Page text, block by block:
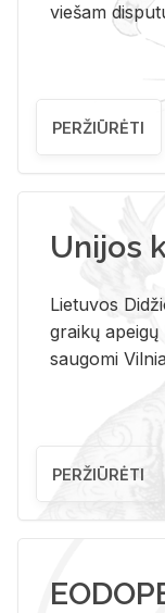
viešam
PERŽIŪRĖTI
Unijos
Lietuvos
graikų
saugomi
PERŽIŪRĖTI